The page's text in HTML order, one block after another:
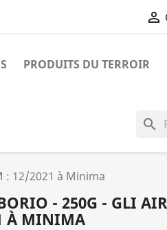

PRODUITS DU TERROIR
search
: 12/2021 à Minima
- 250G - GLI
À MINIMA